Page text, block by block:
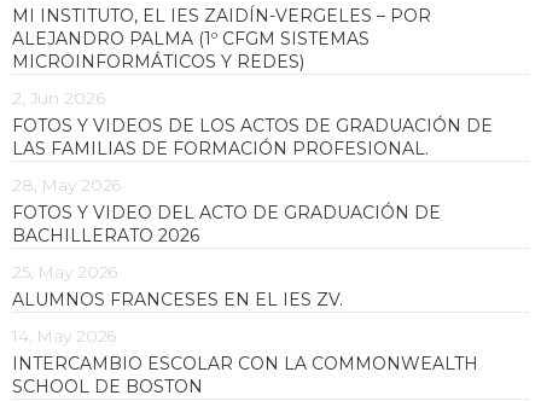
MI INSTITUTO, EL IES ZAIDÍN-VERGELES – POR
ALEJANDRO PALMA (1º CFGM SISTEMAS
MICROINFORMÁTICOS Y REDES)
2, Jun 2026
FOTOS Y VIDEOS DE LOS ACTOS DE GRADUACIÓN DE
LAS FAMILIAS DE FORMACIÓN PROFESIONAL.
28, May 2026
FOTOS Y VIDEO DEL ACTO DE GRADUACIÓN DE
BACHILLERATO 2026
25, May 2026
ALUMNOS FRANCESES EN EL IES ZV.
14, May 2026
INTERCAMBIO ESCOLAR CON LA COMMONWEALTH
SCHOOL DE BOSTON